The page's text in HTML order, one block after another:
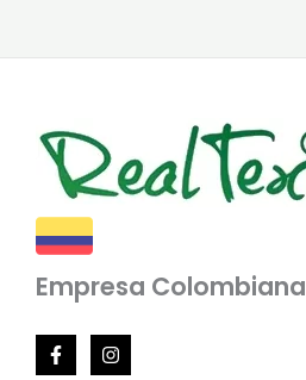
Empresa Colombiana